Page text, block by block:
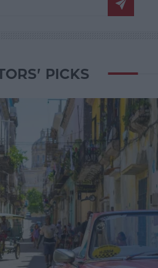
PICKS